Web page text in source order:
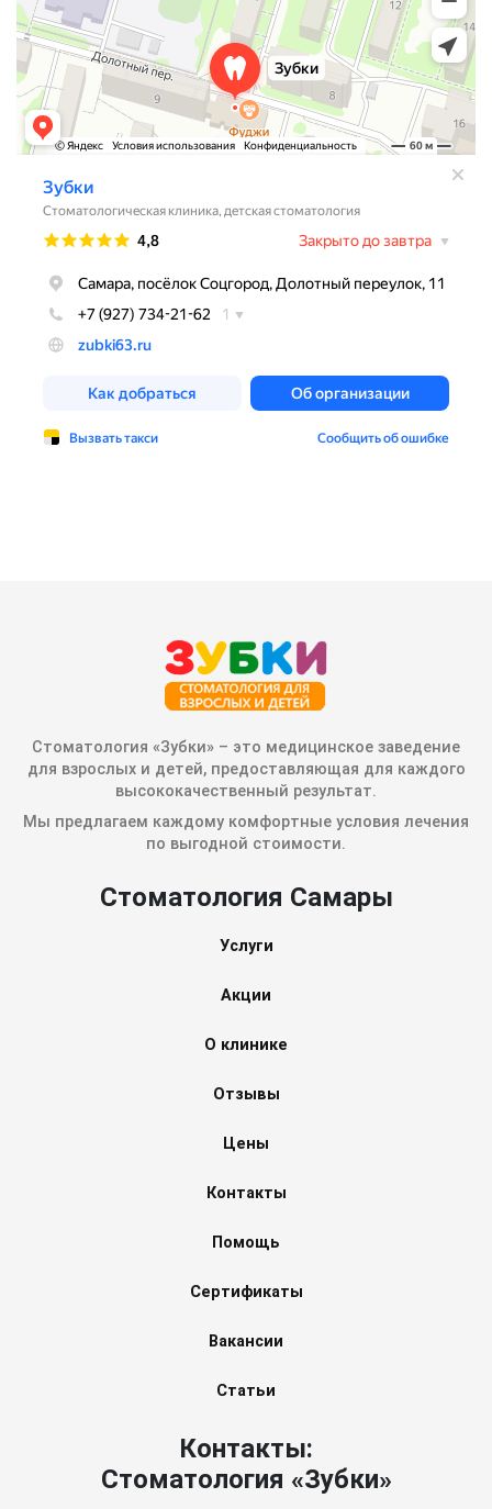
Стоматология «Зубки» – это медицинское заведение
для взрослых и детей, предоставляющая для каждого
высококачественный результат.
Мы предлагаем каждому комфортные условия лечения
по выгодной стоимости.
Стоматология Самары
Услуги
Акции
О клинике
Отзывы
Цены
Контакты
Помощь
Сертификаты
Вакансии
Статьи
Контакты:
Стоматология «Зубки»